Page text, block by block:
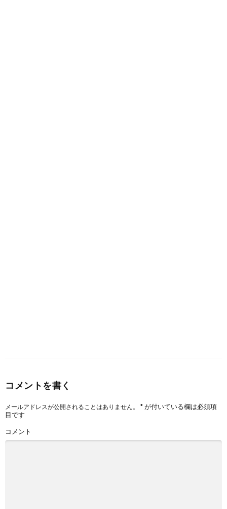
コメントを書く
メールアドレスが公開されることはありません。 *が付いている欄は必須項
目です
コメント